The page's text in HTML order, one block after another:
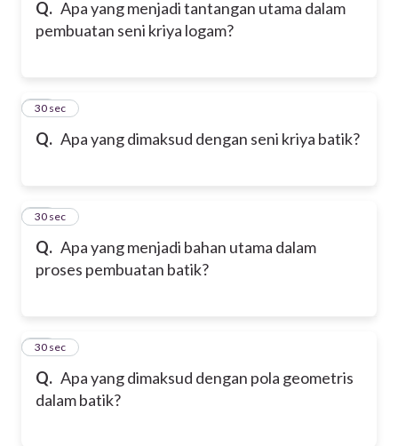
Q. Apa yang menjadi tantangan utama dalam
pembuatan seni kriya logam?
Q. Apa yang dimaksud dengan seni kriya batik?
37
30 sec
Q. Apa yang menjadi bahan utama dalam
proses pembuatan batik?
38
30 sec
Q. Apa yang dimaksud dengan pola geometris
dalam batik?
39
30 sec